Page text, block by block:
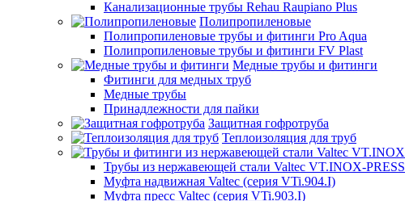
Канализационные трубы Rehau Raupiano Plus
Полипропиленовые
Полипропиленовые трубы и фитинги Pro Aqua
Полипропиленовые трубы и фитинги FV Plast
Медные трубы и фитинги
Фитинги для медных труб
Медные трубы
Принадлежности для пайки
Защитная гофротруба
Теплоизоляция для труб
Трубы из нержавеющей стали Valtec VT.INOX-PRESS
Муфта надвижная Valtec (серия VTi.904.I)
Муфта пресс Valtec (серия VTi.903.I)